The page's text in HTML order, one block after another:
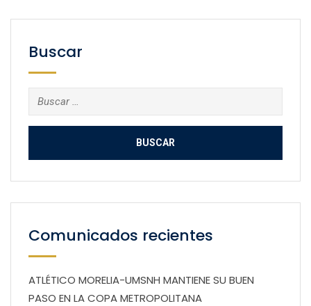
Buscar
Buscar:
Comunicados recientes
ATLÉTICO MORELIA-UMSNH MANTIENE SU BUEN
PASO EN LA COPA METROPOLITANA